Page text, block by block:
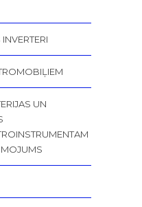
UN